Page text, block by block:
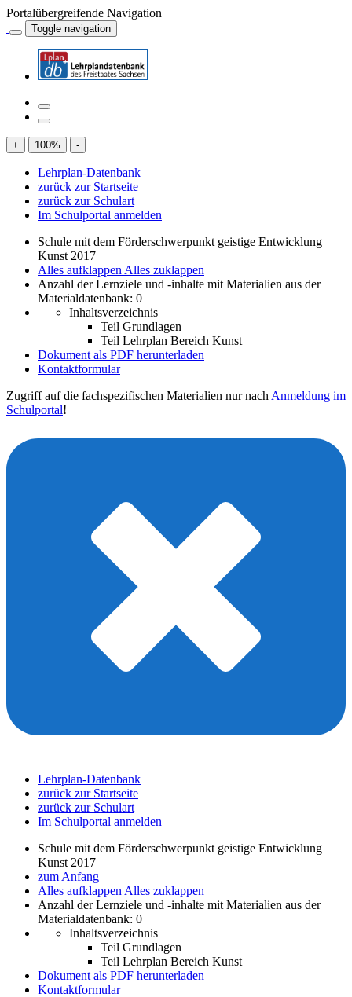
Portalübergreifende Navigation
Toggle navigation
+ 100% -
Lehrplan-Datenbank
zurück zur Startseite
zurück zur Schulart
Im Schulportal anmelden
Schule mit dem Förderschwerpunkt geistige Entwicklung
Kunst 2017
Alles aufklappen Alles zuklappen
Anzahl der Lernziele und -inhalte mit Materialien aus der
Materialdatenbank: 0
Inhaltsverzeichnis
Teil Grundlagen
Teil Lehrplan Bereich Kunst
Dokument als PDF herunterladen
Kontaktformular
Zugriff auf die fachspezifischen Materialien nur nach Anmeldung im
Schulportal!
Lehrplan-Datenbank
zurück zur Startseite
zurück zur Schulart
Im Schulportal anmelden
Schule mit dem Förderschwerpunkt geistige Entwicklung
Kunst 2017
zum Anfang
Alles aufklappen Alles zuklappen
Anzahl der Lernziele und -inhalte mit Materialien aus der
Materialdatenbank: 0
Inhaltsverzeichnis
Teil Grundlagen
Teil Lehrplan Bereich Kunst
Dokument als PDF herunterladen
Kontaktformular